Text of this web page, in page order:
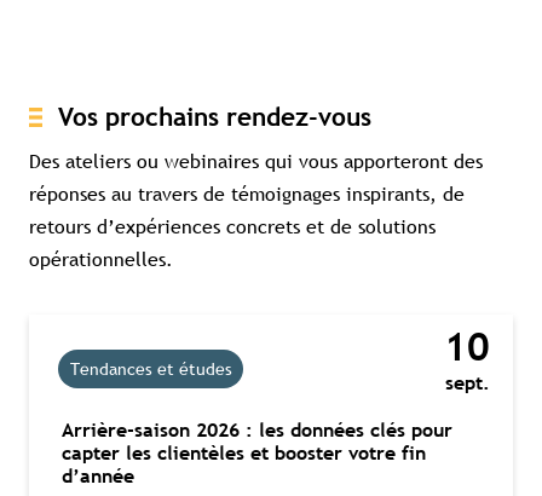
Vos prochains rendez-vous
Des ateliers ou webinaires qui vous apporteront des
réponses au travers de témoignages inspirants, de
retours d’expériences concrets et de solutions
opérationnelles.
Tendances et études
10
sept.
Arrière-saison 2026 : les données clés pour
capter les clientèles et booster votre fin
d’année